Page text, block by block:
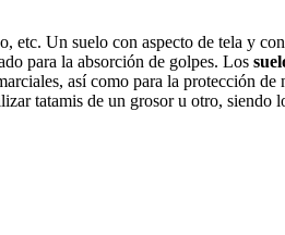
etc. Un suelo con aspecto de tela y
para la absorción de golpes. Los
así como para la protección de
tatamis de un grosor u otro, siendo